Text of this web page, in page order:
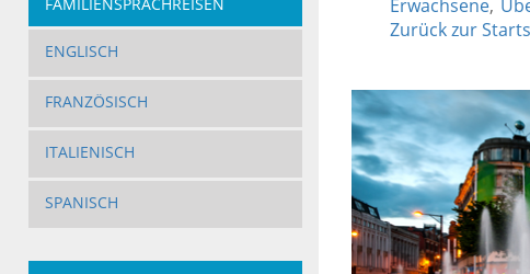
FAMILIENSPRACHREISEN
ENGLISCH
FRANZÖSISCH
ITALIENISCH
SPANISCH
Erwachsene,
Zurück zur